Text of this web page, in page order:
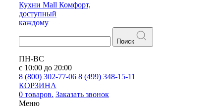
Кухни Mall Комфорт,
доступный
каждому
Поиск
ПН-ВС
с 10:00 до 20:00
8 (800) 302-77-06 8 (499) 348-15-11
КОРЗИНА
0 товаров. Заказать звонок
Меню